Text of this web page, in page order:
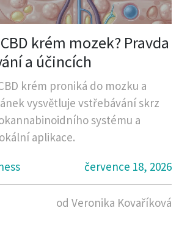
krém mozek? Pravda
a účincích
krém proniká do mozku a
vysvětluje vstřebávání skrz
systému a
aplikace.
července 18, 2026
od Veronika Kovaříková